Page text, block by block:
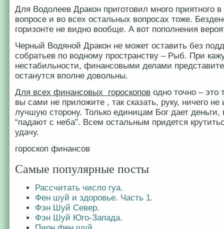
Для Водолеев Дракон приготовил много приятного
вопросе и во всех остальных вопросах тоже.
горизонте не видно вообще. А вот пополнения
Черный Водяной Дракон не может оставить без
собратьев по водному пространству – Рыб. При
нестабильности, финансовыми делами
останутся вполне довольны.
Для всех финансовых гороскопов одно точно – это
вы сами не приложите , так сказать, руку, ничего не
лучшую сторону. Только единицам Бог дает деньги,
“падают с неба”. Всем остальным придется
удачу.
гороскоп финансов
Самые популярные посты
Рассчитать число гуа.
Фен шуй и здоровье. Часть 1.
Фэн Шуй Север.
Фэн Шуй Юго-Запада.